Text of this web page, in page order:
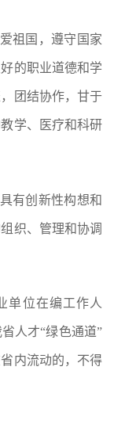
祖国，遵守国家
的职业道德和学
团结协作，甘于
学、医疗和科研
有创新性构想和
织、管理和协调
单位在编工作人
人才“绿色通道”
内流动的，不得